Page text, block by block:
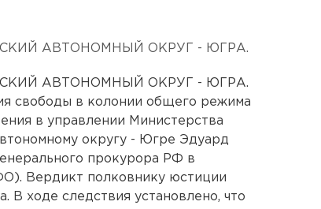
АВТОНОМНЫЙ ОКРУГ - ЮГРА.
АВТОНОМНЫЙ ОКРУГ - ЮГРА.
свободы в колонии общего режима
в управлении Министерства
округу - Югре Эдуард
прокурора РФ в
Вердикт полковнику юстиции
В ходе следствия установлено, что